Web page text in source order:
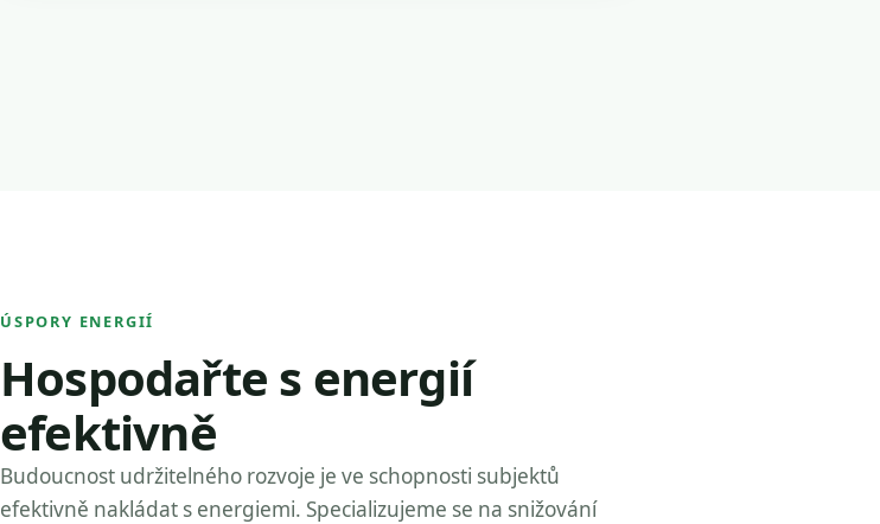
ÚSPORY ENERGIÍ
Hospodařte s energií
efektivně
Budoucnost udržitelného rozvoje je ve schopnosti subjektů
efektivně nakládat s energiemi. Specializujeme se na snižování